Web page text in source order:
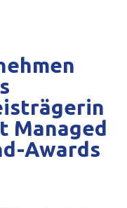
Managed
Awards